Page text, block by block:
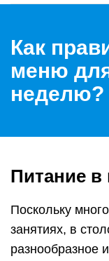
Как
меню
неделю?
Питание в
Поскольку
занятиях, в
разнообразное